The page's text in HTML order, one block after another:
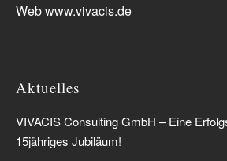
Web www.vivacis.de
Aktuelles
VIVACIS Consulting GmbH – Eine
15jähriges Jubiläum!